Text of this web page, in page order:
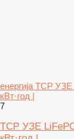
енергија TCP
кВт·год |
7
TCP УЗЕ